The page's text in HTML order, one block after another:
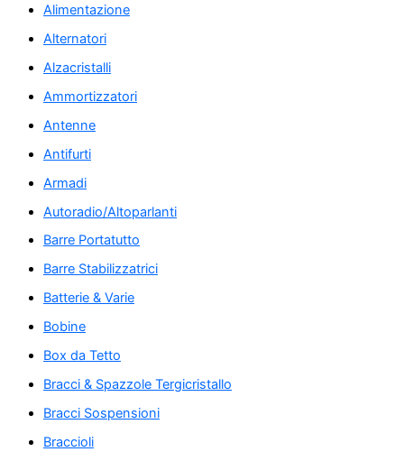
Alimentazione
Alternatori
Alzacristalli
Ammortizzatori
Antenne
Antifurti
Armadi
Autoradio/Altoparlanti
Barre Portatutto
Barre Stabilizzatrici
Batterie & Varie
Bobine
Box da Tetto
Bracci & Spazzole Tergicristallo
Bracci Sospensioni
Braccioli